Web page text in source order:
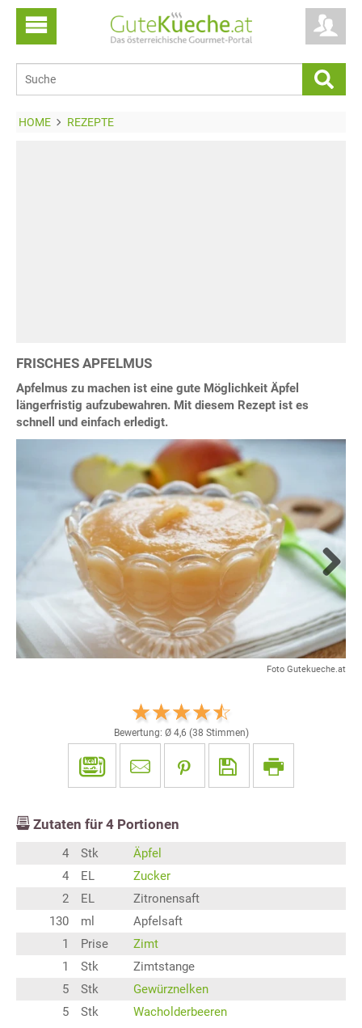
HOME REZEPTE
FRISCHES APFELMUS
Apfelmus zu machen ist eine gute Möglichkeit Äpfel
längerfristig aufzubewahren. Mit diesem Rezept ist es
schnell und einfach erledigt.
Foto Gutekueche.at
Next
Bewertung: Ø 4,6 (38 Stimmen)
Zutaten für 4 Portionen
4 Stk
Äpfel
4
EL
Zucker
2
EL
Zitronensaft
130
ml
Apfelsaft
1
Prise
Zimt
1
Stk
Zimtstange
5
Stk
Gewürznelken
5
Stk Wacholderbeeren